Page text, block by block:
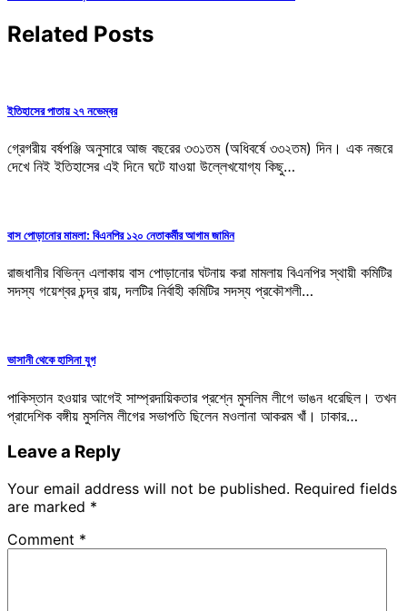
Related Posts
ইতিহাসের পাতায় ২৭ নভেম্বর
গ্রেগরীয় বর্ষপঞ্জি অনুসারে আজ বছরের ৩৩১তম (অধিবর্ষে ৩৩২তম) দিন। এক নজরে
দেখে নিই ইতিহাসের এই দিনে ঘটে যাওয়া উল্লেখযোগ্য কিছু…
বাস পোড়ানোর মামলা: বিএনপির ১২০ নেতাকর্মীর আগাম জামিন
রাজধানীর বিভিন্ন এলাকায় বাস পোড়ানোর ঘটনায় করা মামলায় বিএনপির স্থায়ী কমিটির
সদস্য গয়েশ্বর চন্দ্র রায়, দলটির নির্বাহী কমিটির সদস্য প্রকৌশলী…
ভাসানী থেকে হাসিনা যুগ
পাকিস্তান হওয়ার আগেই সাম্প্রদায়িকতার প্রশ্নে মুসলিম লীগে ভাঙন ধরেছিল। তখন
প্রাদেশিক বঙ্গীয় মুসলিম লীগের সভাপতি ছিলেন মওলানা আকরম খাঁ। ঢাকার…
Leave a Reply
Your email address will not be published. Required fields
are marked *
Comment *